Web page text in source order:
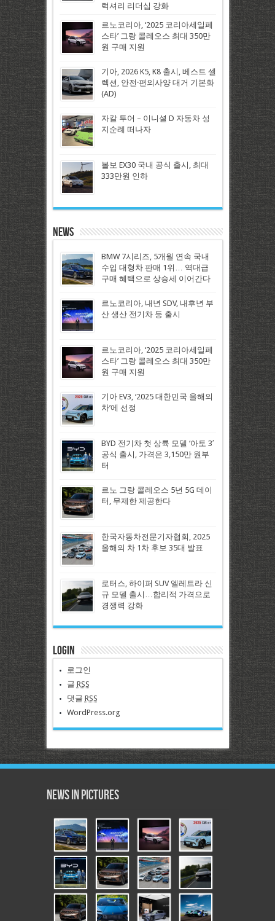
럭셔리 리더십 강화
르노코리아, ‘2025 코리아세일페
스타’ 그랑 콜레오스 최대 350만
원 구매 지원
기아, 2026 K5, K8 출시, 베스트 셀
렉션, 안전·편의사양 대거 기본화
(AD)
자칼 투어 – 이니셜 D 자동차 성
지순례 떠나자
볼보 EX30 국내 공식 출시, 최대
333만원 인하
News
BMW 7시리즈, 5개월 연속 국내
수입 대형차 판매 1위… 역대급
구매 혜택으로 상승세 이어간다
르노코리아, 내년 SDV, 내후년 부
산 생산 전기차 등 출시
르노코리아, ‘2025 코리아세일페
스타’ 그랑 콜레오스 최대 350만
원 구매 지원
기아 EV3, ‘2025 대한민국 올해의
차’에 선정
BYD 전기차 첫 상륙 모델 ‘아토 3′
공식 출시, 가격은 3,150만 원부
터
르노 그랑 콜레오스 5년 5G 데이
터, 무제한 제공한다
한국자동차전문기자협회, 2025
올해의 차 1차 후보 35대 발표
로터스, 하이퍼 SUV 엘레트라 신
규 모델 출시…합리적 가격으로
경쟁력 강화
Login
로그인
글 RSS
댓글 RSS
WordPress.org
News in Pictures